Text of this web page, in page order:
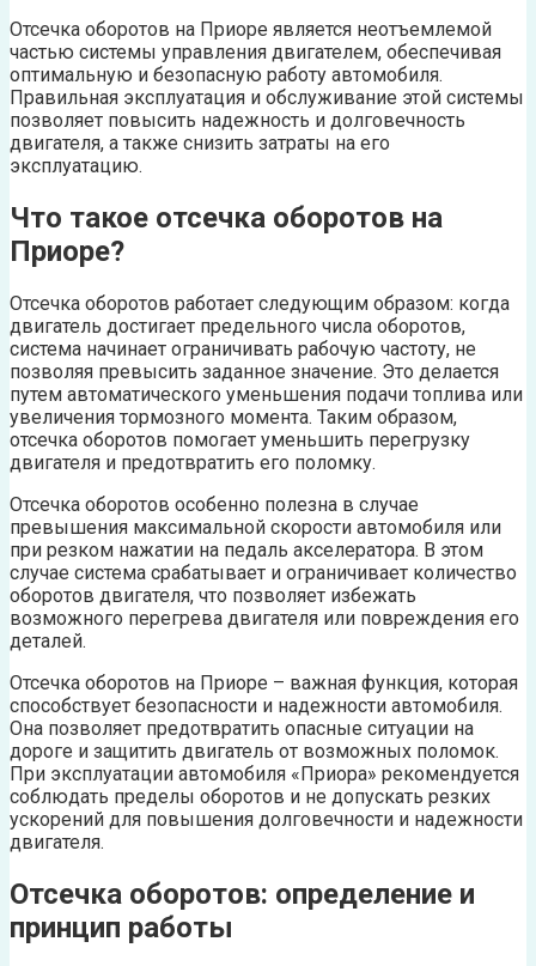
Отсечка оборотов на Приоре является неотъемлемой
частью системы управления двигателем, обеспечивая
оптимальную и безопасную работу автомобиля.
Правильная эксплуатация и обслуживание этой системы
позволяет повысить надежность и долговечность
двигателя, а также снизить затраты на его
эксплуатацию.
Что такое отсечка оборотов на
Приоре?
Отсечка оборотов работает следующим образом: когда
двигатель достигает предельного числа оборотов,
система начинает ограничивать рабочую частоту, не
позволяя превысить заданное значение. Это делается
путем автоматического уменьшения подачи топлива или
увеличения тормозного момента. Таким образом,
отсечка оборотов помогает уменьшить перегрузку
двигателя и предотвратить его поломку.
Отсечка оборотов особенно полезна в случае
превышения максимальной скорости автомобиля или
при резком нажатии на педаль акселератора. В этом
случае система срабатывает и ограничивает количество
оборотов двигателя, что позволяет избежать
возможного перегрева двигателя или повреждения его
деталей.
Отсечка оборотов на Приоре – важная функция, которая
способствует безопасности и надежности автомобиля.
Она позволяет предотвратить опасные ситуации на
дороге и защитить двигатель от возможных поломок.
При эксплуатации автомобиля «Приора» рекомендуется
соблюдать пределы оборотов и не допускать резких
ускорений для повышения долговечности и надежности
двигателя.
Отсечка оборотов: определение и
принцип работы